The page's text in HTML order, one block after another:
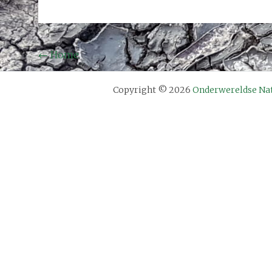
Bericht
navigatie
←Home
Copyright © 2026 Onderwereldse